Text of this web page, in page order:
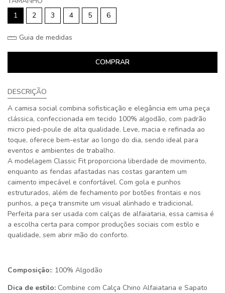
1
2 3 4 5 6
Guia de medidas
COMPRAR
DESCRIÇÃO
A camisa social combina sofisticação e elegância em uma peça
clássica, confeccionada em tecido 100% algodão, com padrão
micro pied-poule de alta qualidade. Leve, macia e refinada ao
toque, oferece bem-estar ao longo do dia, sendo ideal para
eventos e ambientes de trabalho.
A modelagem Classic Fit proporciona liberdade de movimento,
enquanto as fendas afastadas nas costas garantem um
caimento impecável e confortável. Com gola e punhos
estruturados, além de fechamento por botões frontais e nos
punhos, a peça transmite um visual alinhado e tradicional.
Perfeita para ser usada com calças de alfaiataria, essa camisa é
a escolha certa para compor produções sociais com estilo e
qualidade, sem abrir mão do conforto.
Composição:: 100% Algodão
Dica de estilo: Combine com Calça Chino Alfaiataria e Sapato